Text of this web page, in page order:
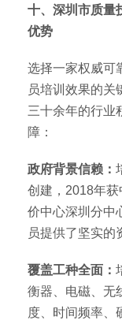
十、深圳市质量
优势
选择一家权威可
员培训效果的关
三十余年的行业
障：
政府背景信赖：
创建，2018年
价中心深圳分中
员提供了坚实的
覆盖工种全面：
衡器、电磁、无
度、时间频率、